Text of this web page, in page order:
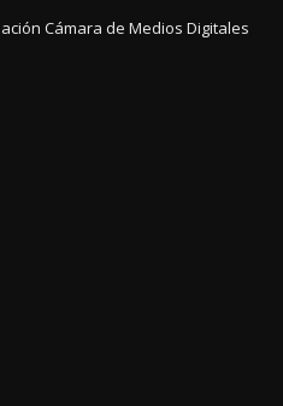
Cámara de Medios Digitales